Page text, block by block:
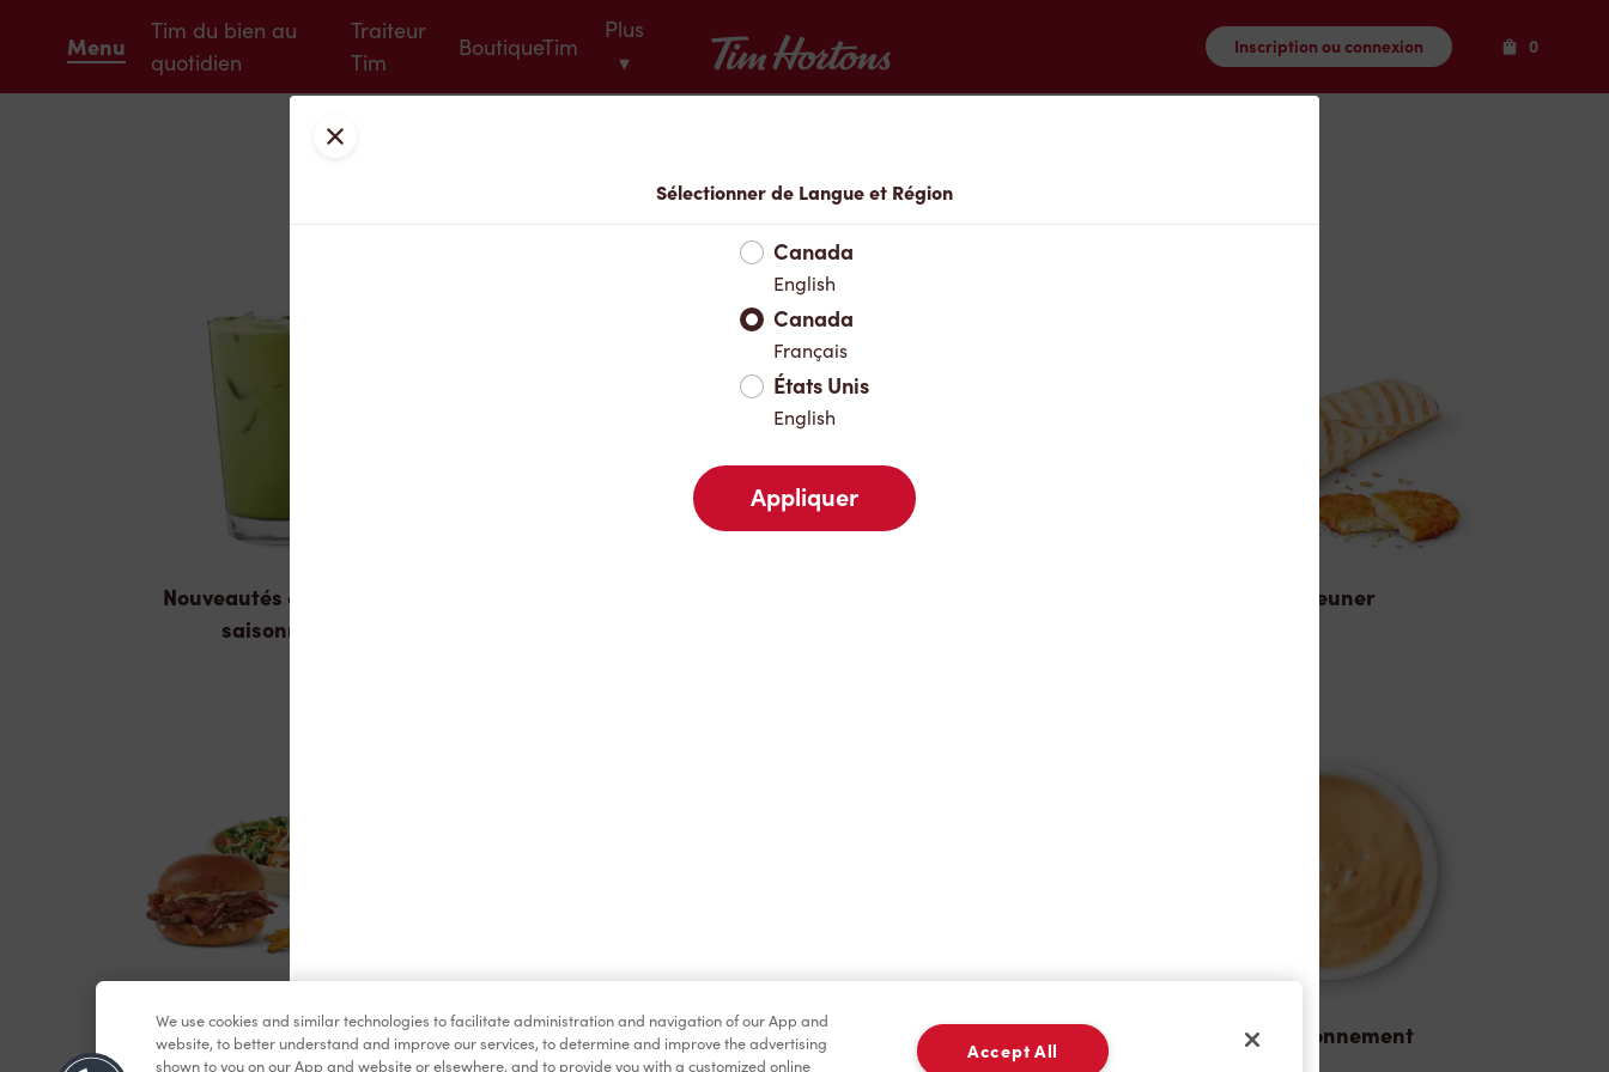
Menu
Tim du bien au
quotidien
Traiteur
Tim
BoutiqueTim
Plus
▾
Tim Hortons
Inscription ou connexion 0Produits
Menu
Nouveautés et produits
saisonniers
Déjeuner
Dîner et souper Pâtisseries Marchandises Assaisonnement
We use cookies and similar technologies to facilitate administration and navigation of our App and
website, to better understand and improve our services, to determine and improve the advertising
shown to you on our App and website or elsewhere, and to provide you with a customized online
Accept All
Fermer
Sélectionner de Langue et Région
Canada
English
Canada
Français
États Unis
English
Appliquer